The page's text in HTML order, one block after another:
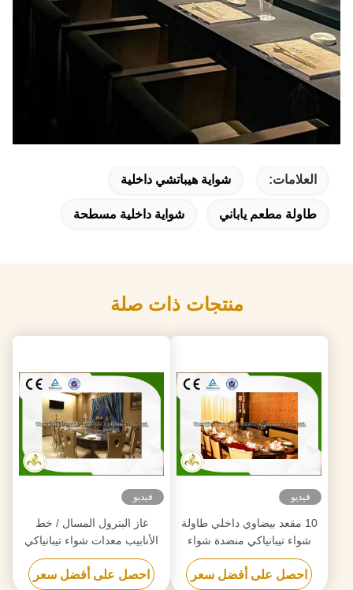
العلامات: شواية هيباتشي داخلية
طاولة مطعم ياباني شواية داخلية مسطحة
منتجات ذات صلة
فيديو
10 مقعد بيضاوي داخلي طاولة
شواء تيبانياكي منضدة شواء
يابانية التكوين الأساسي
احصل على أفضل سعر
فيديو
غاز البترول المسال / خط
الأنابيب معدات شواء تيبانياكي
داخلي مع مستخرج الهواء
احصل على أفضل سعر